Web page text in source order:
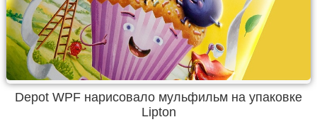
Depot WPF нарисовало мульфильм на упаковке
Lipton